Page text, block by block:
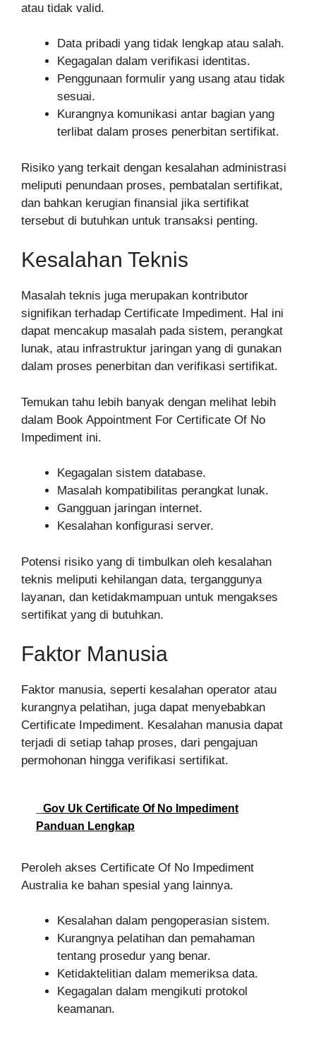
atau tidak valid.
Data pribadi yang tidak lengkap atau salah.
Kegagalan dalam verifikasi identitas.
Penggunaan formulir yang usang atau tidak
sesuai.
Kurangnya komunikasi antar bagian yang
terlibat dalam proses penerbitan sertifikat.
Risiko yang terkait dengan kesalahan administrasi
meliputi penundaan proses, pembatalan sertifikat,
dan bahkan kerugian finansial jika sertifikat
tersebut di butuhkan untuk transaksi penting.
Kesalahan Teknis
Masalah teknis juga merupakan kontributor
signifikan terhadap Certificate Impediment. Hal ini
dapat mencakup masalah pada sistem, perangkat
lunak, atau infrastruktur jaringan yang di gunakan
dalam proses penerbitan dan verifikasi sertifikat.
Temukan tahu lebih banyak dengan melihat lebih
dalam Book Appointment For Certificate Of No
Impediment ini.
Kegagalan sistem database.
Masalah kompatibilitas perangkat lunak.
Gangguan jaringan internet.
Kesalahan konfigurasi server.
Potensi risiko yang di timbulkan oleh kesalahan
teknis meliputi kehilangan data, terganggunya
layanan, dan ketidakmampuan untuk mengakses
sertifikat yang di butuhkan.
Faktor Manusia
Faktor manusia, seperti kesalahan operator atau
kurangnya pelatihan, juga dapat menyebabkan
Certificate Impediment. Kesalahan manusia dapat
terjadi di setiap tahap proses, dari pengajuan
permohonan hingga verifikasi sertifikat.
Gov Uk Certificate Of No Impediment
Panduan Lengkap
Peroleh akses Certificate Of No Impediment
Australia ke bahan spesial yang lainnya.
Kesalahan dalam pengoperasian sistem.
Kurangnya pelatihan dan pemahaman
tentang prosedur yang benar.
Ketidaktelitian dalam memeriksa data.
Kegagalan dalam mengikuti protokol
keamanan.